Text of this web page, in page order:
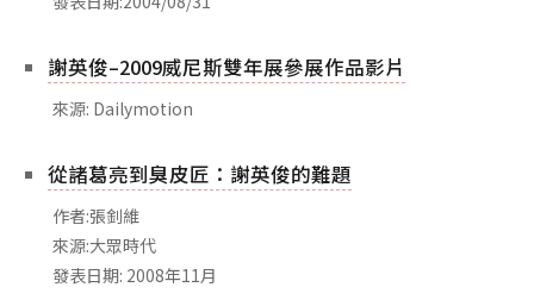
謝英俊–2009威尼斯雙年展參展作品影片
來源: Dailymotion
從諸葛亮到臭皮匠：謝英俊的難題
作者:張釗維
來源:大眾時代
發表日期: 2008年11月